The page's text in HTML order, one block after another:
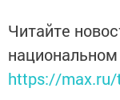
Читайте
https://